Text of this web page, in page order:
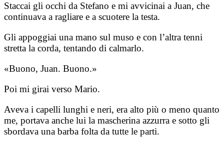
Staccai gli occhi da Stefano e mi avvicinai a Juan, che
continuava a ragliare e a scuotere la testa.
Gli appoggiai una mano sul muso e con l’altra tenni
stretta la corda, tentando di calmarlo.
«Buono, Juan. Buono.»
Poi mi girai verso Mario.
Aveva i capelli lunghi e neri, era alto più o meno quanto
me, portava anche lui la mascherina azzurra e sotto gli
sbordava una barba folta da tutte le parti.